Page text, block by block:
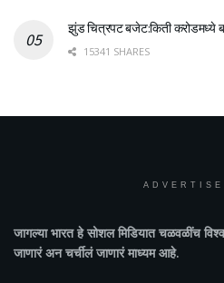
झुंड चित्रपट बजेट:किती करोडमध्ये
15341 SHARES
जागल्या भारतहे सोशल मिडियात चळवळींच
जाणारं अन चर्चीलं जाणारं माध्यम आहे.